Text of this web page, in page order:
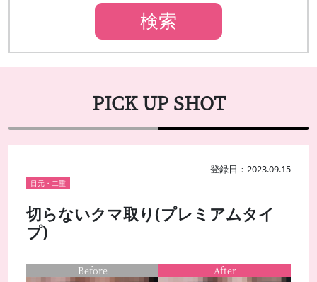
PICK UP SHOT
登録日：2023.09.15
目元・二重
切らないクマ取り(プレミアムタイ
プ)
Before After